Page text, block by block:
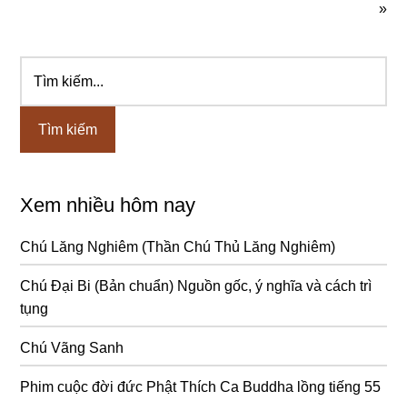
»
Sidebar
chính
kiếm...
Xem nhiều hôm nay
Chú Lăng Nghiêm (Thần Chú Thủ Lăng Nghiêm)
Chú Đại Bi (Bản chuẩn) Nguồn gốc, ý nghĩa và cách trì
tụng
Chú Vãng Sanh
Phim cuộc đời đức Phật Thích Ca Buddha lồng tiếng 55